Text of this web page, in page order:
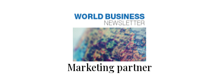
Marketing partner